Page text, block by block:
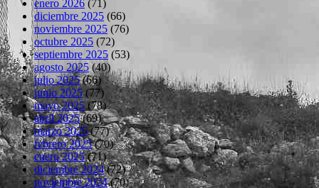
enero 2026 (71)
diciembre 2025 (66)
noviembre 2025 (76)
octubre 2025 (72)
septiembre 2025 (53)
agosto 2025(40)
julio 2025(66)
junio 2025(77)
mayo 2025(78)
abril 2025(69)
marzo 2025(77)
febrero 2025(70)
enero 2025(71)
diciembre 2024(72)
noviembre 2024(70)